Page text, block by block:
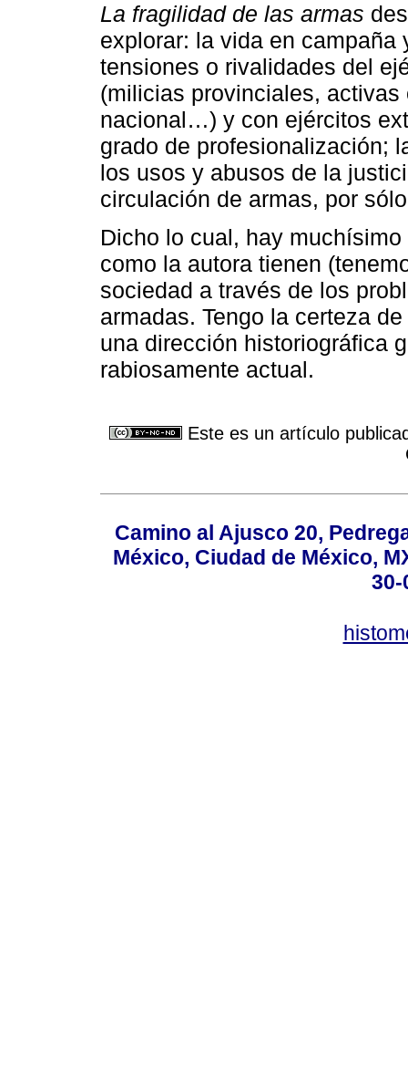
La fragilidad de las armas
explorar: la vida en
tensiones o rivalidades del
(milicias provinciales,
nacional…) y con ejércitos
grado de profesionalización;
los usos y abusos de la
circulación de armas, por
Dicho lo cual, hay
como la autora tienen
sociedad a través de los
armadas. Tengo la certeza
una dirección historiográfica
rabiosamente actual.
Este es un artículo
Camino al Ajusco 20,
México, Ciudad de México,
30-